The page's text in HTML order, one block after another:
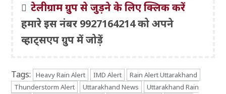
टेलीग्राम ग्रुप से जुड़ने के लिए क्लिक करें
हमारे इस नंबर 9927164214 को अपने
व्हाट्सएप ग्रुप में जोड़ें
Tags: Heavy Rain Alert IMD Alert
Rain Alert Uttarakhand
Thunderstorm Alert
Uttarakhand News
Uttarakhand Rain